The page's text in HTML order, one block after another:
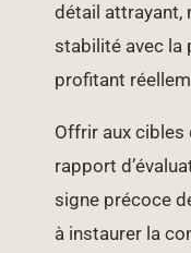
détail attrayant,
stabilité avec la
profitant
Offrir aux cibles
rapport
signe précoce
à instaurer la